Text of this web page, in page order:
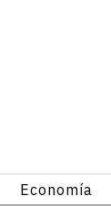
Economía